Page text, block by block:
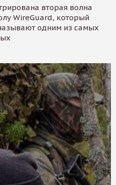
вторая волна
WireGuard, который
одним из самых